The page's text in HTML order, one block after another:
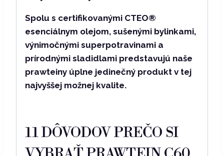
Spolu s certifikovanými CTEO® ​​
esenciálnym olejom, sušenými bylinkami,
výnimočnými superpotravinami a
prírodnými sladidlami predstavujú naše
prawteiny úplne jedinečný produkt v tej
najvyššej možnej kvalite.
11 DÔVODOV PREČO SI